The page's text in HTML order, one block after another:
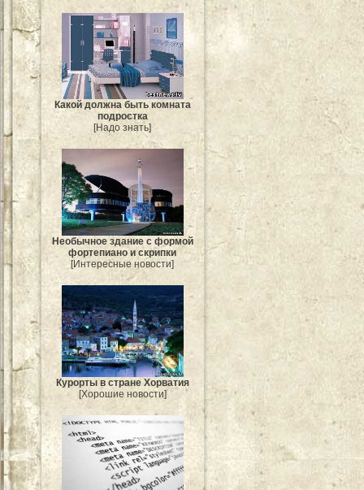
Какой должна быть комната
подростка
[Надо знать]
Необычное здание с формой
фортепиано и скрипки
[Интересные новости]
Курорты в стране Хорватия
[Хорошие новости]